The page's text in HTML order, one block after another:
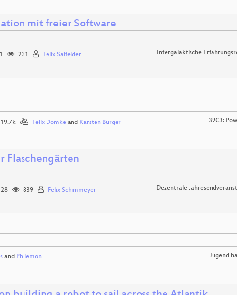
mit freier Software
231 Felix Salfelder Intergalaktische
19.7k Felix Domkeand Karsten Burger 39C3:
Flaschengärten
839 Felix Schimmeyer Dezentrale
and Philemon Jugend